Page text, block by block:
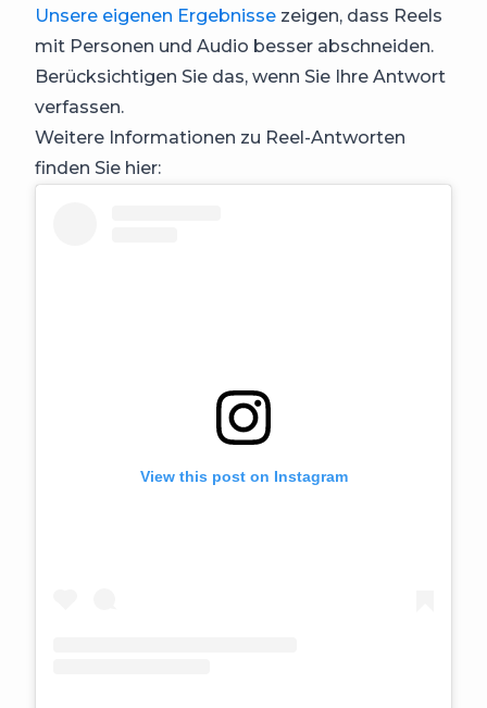
Unsere eigenen Ergebnisse zeigen, dass Reels
mit Personen und Audio besser abschneiden.
Berücksichtigen Sie das, wenn Sie Ihre Antwort
verfassen.
Weitere Informationen zu Reel-Antworten
finden Sie hier:
View this post on Instagram